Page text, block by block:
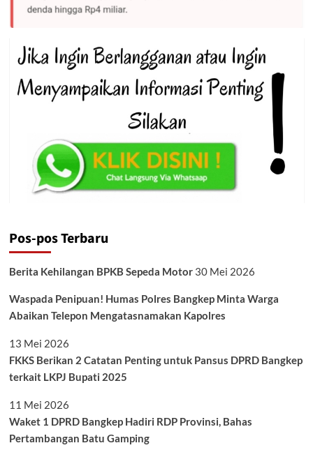
Pos-pos Terbaru
Berita Kehilangan BPKB Sepeda Motor 30 Mei 2026
Waspada Penipuan! Humas Polres Bangkep Minta Warga
Abaikan Telepon Mengatasnamakan Kapolres
13 Mei 2026
FKKS Berikan 2 Catatan Penting untuk Pansus DPRD Bangkep
terkait LKPJ Bupati 2025
11 Mei 2026
Waket 1 DPRD Bangkep Hadiri RDP Provinsi, Bahas
Pertambangan Batu Gamping